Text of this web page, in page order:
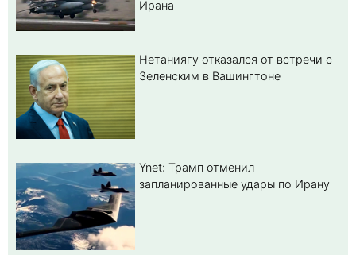
Ирана
Нетаниягу отказался от встречи с
Зеленским в Вашингтоне
Ynet: Трамп отменил
запланированные удары по Ирану